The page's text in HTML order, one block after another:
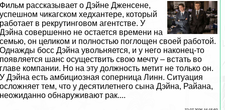
Фильм рассказывает о Дэйне Дженсене,
успешном чикагском хедхантере, который
работает в рекрутинговом агентстве. У
Дэйна совершенно не остается времени на
семью, он целиком и полностью поглощен своей работой.
Однажды босс Дэйна увольняется, и у него наконец-то
появляется шанс осуществить свою мечту – встать во
главе компании. Но на эту должность метит не только он.
У Дэйна есть амбициозная соперница Линн. Ситуация
осложняет тем, что у десятилетнего сына Дэйна, Райана,
неожиданно обнаруживают paк....